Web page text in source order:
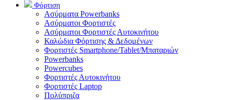
Φόρτιση
Ασύρματα Powerbanks
Aσύρματοι Φορτιστές
Ασύρματοι Φορτιστές Αυτοκινήτου
Καλώδια Φόρτισης & Δεδομένων
Φορτιστές Smartphone/Tablet/Μπαταριών
Powerbanks
Powercubes
Φορτιστές Αυτοκινήτου
Φορτιστές Laptop
Πολύπριζα